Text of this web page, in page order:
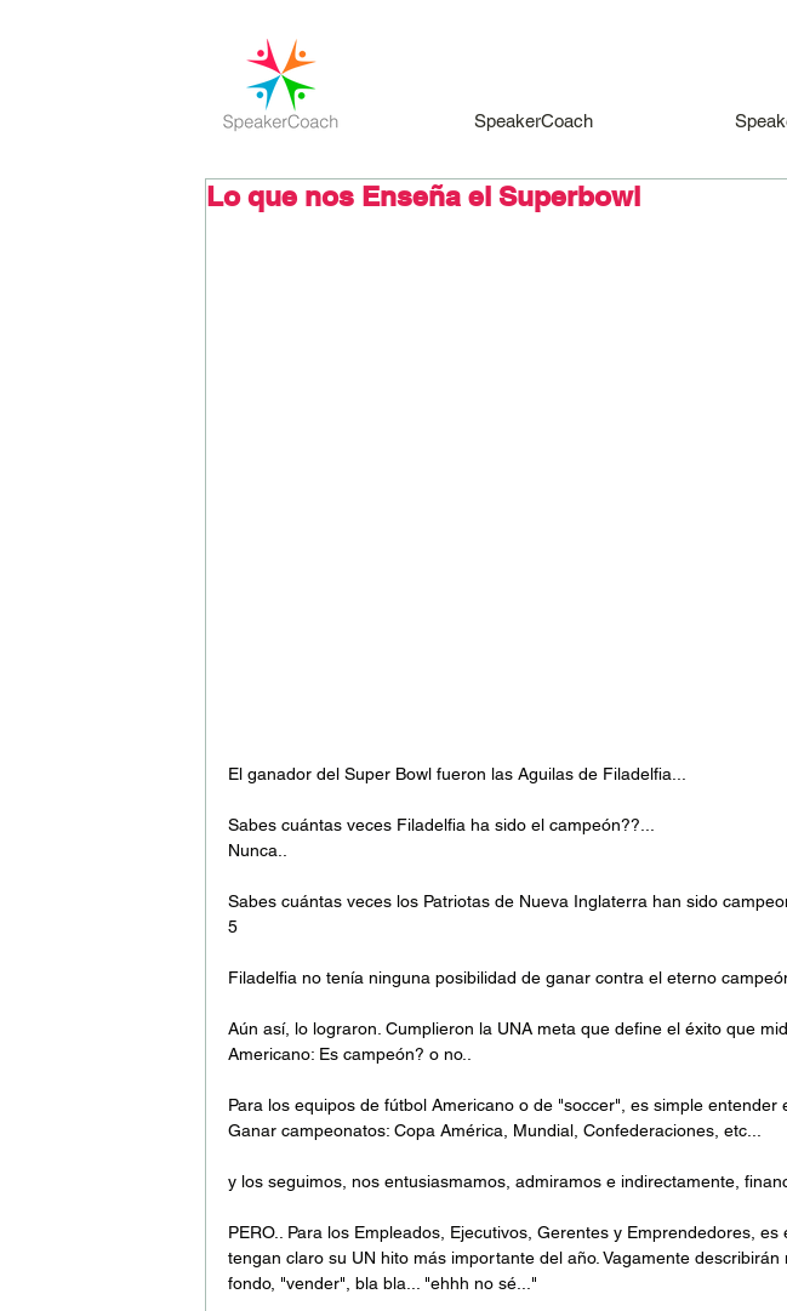
SpeakerCoach
Lo que nos Enseña el Superbowl
El ganador del Super Bowl fueron las Aguilas de Filadelfia...
Sabes cuántas veces Filadelfia ha sido el campeón??...
Nunca..
Sabes cuántas veces los Patriotas de Nueva Inglaterra han sido
5
Filadelfia no tenía ninguna posibilidad de ganar contra el eterno
Aún así, lo lograron. Cumplieron la UNA meta que define el éxito que
Americano: Es campeón? o no..
Para los equipos de fútbol Americano o de "soccer", es simple
Ganar campeonatos: Copa América, Mundial, Confederaciones, etc...
y los seguimos, nos entusiasmamos, admiramos e indirectamente,
PERO.. Para los Empleados, Ejecutivos, Gerentes y Emprendedores,
tengan claro su UN hito más importante del año. Vagamente
fondo, "vender", bla bla... "ehhh no sé..."